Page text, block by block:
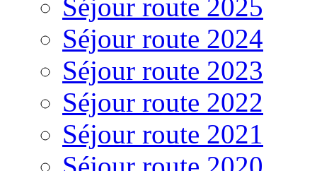
Séjour route 2025
Séjour route 2024
Séjour route 2023
Séjour route 2022
Séjour route 2021